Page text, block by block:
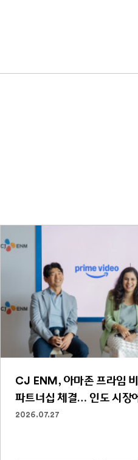
CJ ENM, 아마존 프라임
파트너십 체결… 인도 시장
편 선보인다
2026.07.27